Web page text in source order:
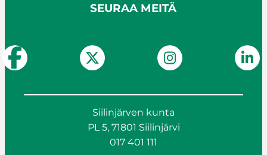
SEURAA MEITÄ
Siilinjärven kunta
PL 5, 71801 Siilinjärvi
017 401 111